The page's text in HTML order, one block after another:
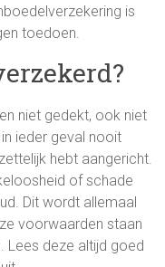
is
toedoen.
niet gedekt, ook niet
ieder geval nooit
hebt aangericht.
of schade
Dit wordt allemaal
voorwaarden staan
Lees deze altijd goed